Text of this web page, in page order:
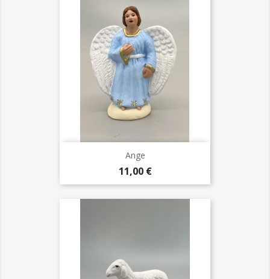
Ange
Prix
11,00 €